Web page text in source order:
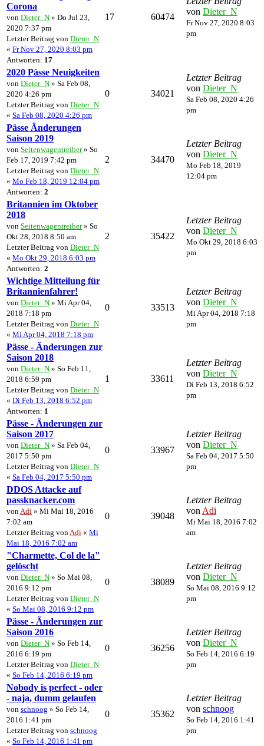
Corona
von Dieter_N » Do Jul 23,
2020 7:37 pm
Letzter Beitrag von Dieter_N
« Fr Nov 27, 2020 8:03 pm
Antworten: 17
17 60474
von Dieter_N
Fr Nov 27, 2020 8:03
pm
2020 Pässe Neuigkeiten
von Dieter_N » Sa Feb 08,
2020 4:26 pm
Letzter Beitrag von Dieter_N
« Sa Feb 08, 2020 4:26 pm
0 34021
Letzter Beitrag
von Dieter_N
Sa Feb 08, 2020 4:26
pm
Pässe Änderungen
Saison 2019
von Seitenwagentreiber» So
Feb 17, 2019 7:42 pm
Letzter Beitrag von Dieter_N
« Mo Feb 18, 2019 12:04 pm
Antworten: 2
2 34470
Letzter Beitrag
von Dieter_N
Mo Feb 18, 2019
12:04 pm
Britannien im Oktober
2018
von Seitenwagentreiber» So
Okt 28, 2018 8:50 am
Letzter Beitrag von Dieter_N
« Mo Okt 29, 2018 6:03 pm
Antworten: 2
2 35422
Letzter Beitrag
von Dieter_N
Mo Okt 29, 2018 6:03
pm
Wichtige Mitteilung für
Britannienfahrer!
von Dieter_N » Mi Apr 04,
2018 7:18 pm
Letzter Beitrag von Dieter_N
« Mi Apr 04, 2018 7:18 pm
0 33513
Letzter Beitrag
von Dieter_N
Mi Apr 04, 2018 7:18
pm
Pässe - Änderungen zur
Saison 2018
von Dieter_N » So Feb 11,
2018 6:59 pm
Letzter Beitrag von Dieter_N
« Di Feb 13, 2018 6:52 pm
Antworten: 1
1 33611
Letzter Beitrag
von Dieter_N
Di Feb 13, 2018 6:52
pm
Pässe - Änderungen zur
Saison 2017
von Dieter_N » Sa Feb 04,
2017 5:50 pm
Letzter Beitrag von Dieter_N
« Sa Feb 04, 2017 5:50 pm
0 33967
Letzter Beitrag
von Dieter_N
Sa Feb 04, 2017 5:50
pm
DDOS Attacke auf
passknacker.com
von Adi » Mi Mai 18, 2016
7:02 am
Letzter Beitrag von Adi « Mi
Mai 18, 2016 7:02 am
0 39048
Letzter Beitrag
von Adi
Mi Mai 18, 2016 7:02
am
"Charmette, Col de la"
gelöscht
von Dieter_N » So Mai 08,
2016 9:12 pm
Letzter Beitrag von Dieter_N
« So Mai 08, 2016 9:12 pm
0 38089
Letzter Beitrag
von Dieter_N
So Mai 08, 2016 9:12
pm
Pässe - Änderungen zur
Saison 2016
von Dieter_N » So Feb 14,
2016 6:19 pm
Letzter Beitrag von Dieter_N
« So Feb 14, 2016 6:19 pm
0 36256
Letzter Beitrag
von Dieter_N
So Feb 14, 2016 6:19
pm
Nobody is perfect - oder
- naja, dumm gelaufen
von schnoog » So Feb 14,
2016 1:41 pm
Letzter Beitrag von schnoog
« So Feb 14, 2016 1:41 pm
0 35362
Letzter Beitrag
von schnoog
So Feb 14, 2016 1:41
pm